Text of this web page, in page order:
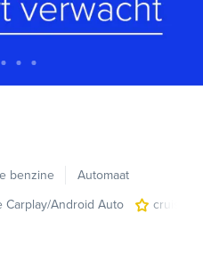
benzine
Automaat
Carplay/Android Auto
cruise